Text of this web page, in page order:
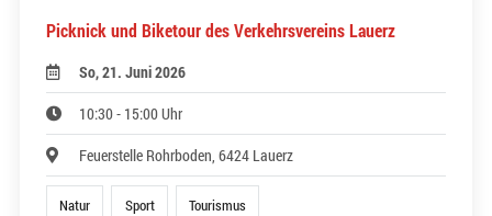
Picknick und Biketour des Verkehrsvereins Lauerz
So, 21. Juni 2026
10:30 - 15:00 Uhr
Feuerstelle Rohrboden, 6424 Lauerz
Natur Sport Tourismus